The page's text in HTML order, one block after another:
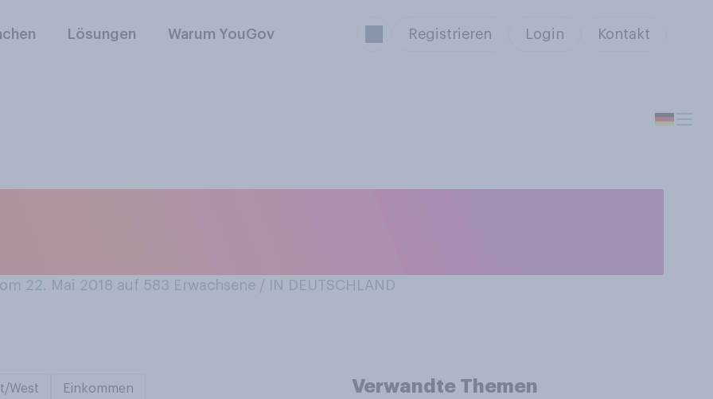
Lösungen Warum YouGov Registrieren Login Kontakt
22. Mai 2018 auf 583 Erwachsene / IN DEUTSCHLAND
West Einkommen Verwandte Themen